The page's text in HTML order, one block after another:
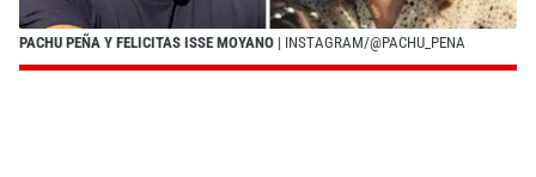
PACHU PEÑA Y FELICITAS ISSE MOYANO | INSTAGRAM/@PACHU_PENA